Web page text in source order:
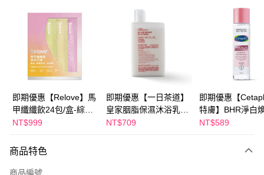
Apple Pay
街口支付
悠遊付
Google Pay
全盈+PAY
相關說明
AFTEE先享後付是「在收到商品之後才付款」的支付方式。 讓您購物簡單
ATM付款
即期優惠【Relove】馬
甲纖纖飲24包/盒-綜合
口味(效期2027-01-22)
NT$999
即期優惠【一日茶道】
皇家胭脂保濕沐浴乳
600ml 效期2027/2/19
NT$709
即期優惠【
特膚】BHR淨白
妝水 150mL 效期
NT$589
商品特色
商品編號